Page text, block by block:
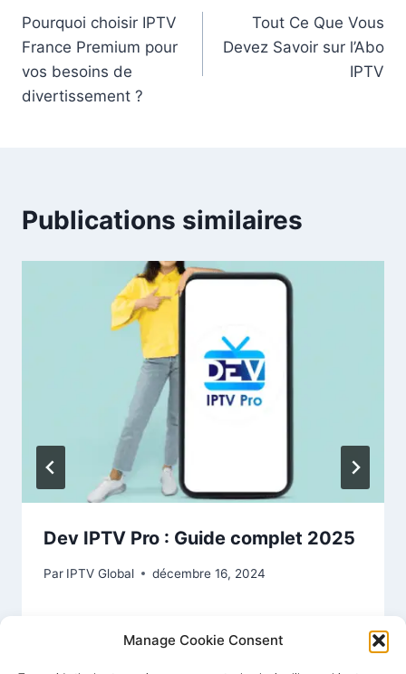
Manage Cookie Consent
Pourquoi choisir IPTV
France Premium pour
vos besoins de
divertissement ?
Tout Ce Que Vous
Devez Savoir sur l’Abo
IPTV
Publications similaires
Dev IPTV Pro : Guide complet 2025
Par IPTV Global décembre 16, 2024